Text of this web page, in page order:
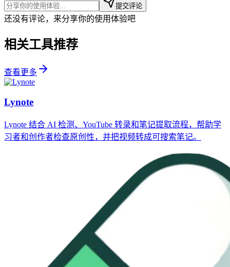
提交评论
还没有评论，来分享你的使用体验吧
相关工具推荐
查看更多
Lynote
Lynote 结合 AI 检测、YouTube 转录和笔记提取流程，帮助学
习者和创作者检查原创性，并把视频转成可搜索笔记。